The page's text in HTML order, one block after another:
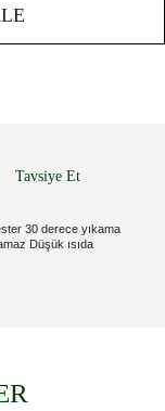
Tavsiye Et
30 derece yıkama
Düşük ısıda